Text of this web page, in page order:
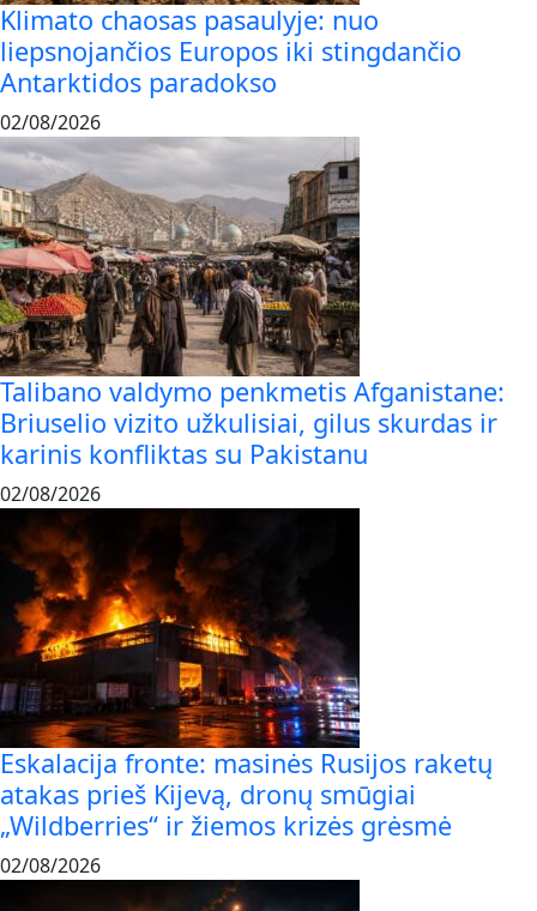
Klimato chaosas pasaulyje: nuo
liepsnojančios Europos iki stingdančio
Antarktidos paradokso
02/08/2026
Talibano valdymo penkmetis Afganistane:
Briuselio vizito užkulisiai, gilus skurdas ir
karinis konfliktas su Pakistanu
02/08/2026
Eskalacija fronte: masinės Rusijos raketų
atakas prieš Kijevą, dronų smūgiai
„Wildberries“ ir žiemos krizės grėsmė
02/08/2026